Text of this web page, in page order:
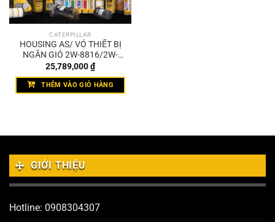
CATERPILLAR
HOUSING AS/ VỎ THIẾT BỊ
NGĂN GIÓ 2W-8816/2W-
8817
25,789,000₫
THÊM VÀO GIỎ HÀNG
GIỚI THIỆU
Hotline: 0908304307